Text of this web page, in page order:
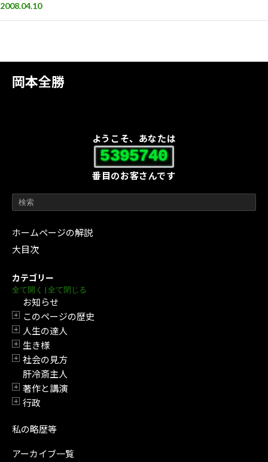
岡本全勝
ようこそ、あなたは
5395740
番目のお客さんです
ホームページの解説
大目次
カテゴリー
全て開く | 全て閉じる
お知らせ
開閉
このページの歴史
開閉
人生の達人
開閉
生き様
開閉
社会の見方
肝冷斎主人
開閉
著作と講演
開閉
行政
私の略歴等
アーカイブ一覧
2008.04.10